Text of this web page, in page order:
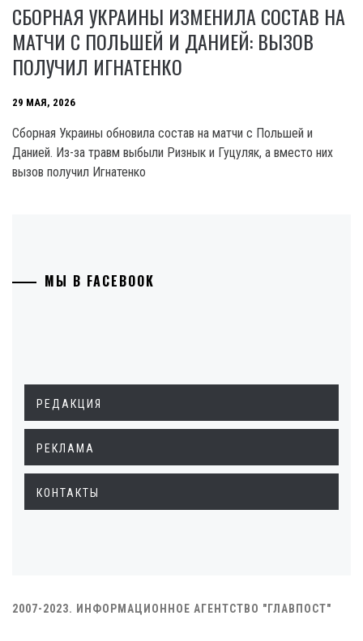
СБОРНАЯ УКРАИНЫ ИЗМЕНИЛА СОСТАВ НА
МАТЧИ С ПОЛЬШЕЙ И ДАНИЕЙ: ВЫЗОВ
ПОЛУЧИЛ ИГНАТЕНКО
29 МАЯ, 2026
Сборная Украины обновила состав на матчи с Польшей и
Данией. Из-за травм выбыли Ризнык и Гуцуляк, а вместо них
вызов получил Игнатенко
МЫ В FACEBOOK
РЕДАКЦИЯ
РЕКЛАМА
КОНТАКТЫ
2007-2023. ИНФОРМАЦИОННОЕ АГЕНТСТВО "ГЛАВПОСТ"